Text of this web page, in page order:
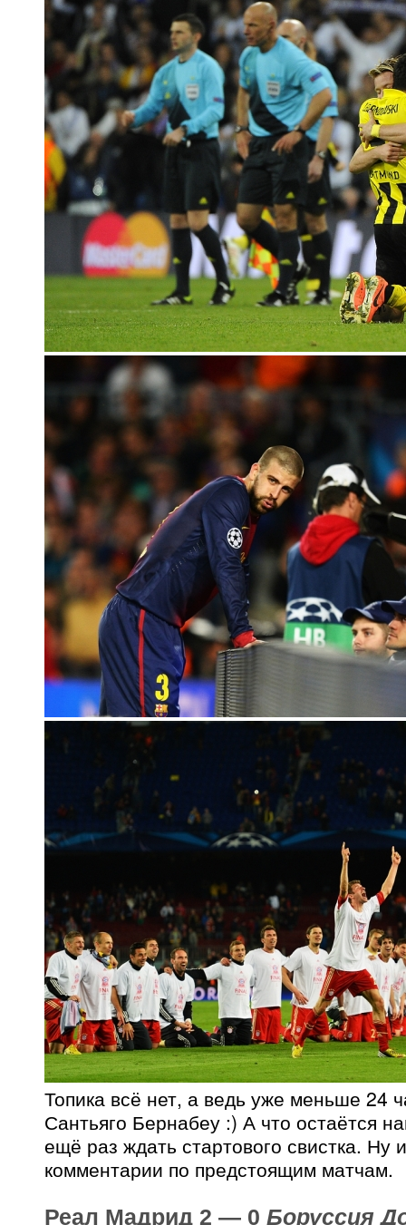
Топика всё нет, а ведь уже меньше 24
Сантьяго Бернабеу :) А что остаётся
ещё раз ждать стартового свистка. Ну
комментарии по предстоящим матчам.
Реал Мадрид 2 — 0 Боруссия